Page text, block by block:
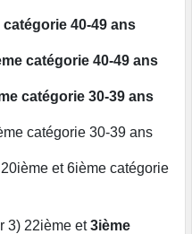
catégorie 40-49 ans
catégorie 40-49 ans
catégorie 30-39 ans
catégorie 30-39 ans
et 6ième catégorie
3) 22ième et3ième